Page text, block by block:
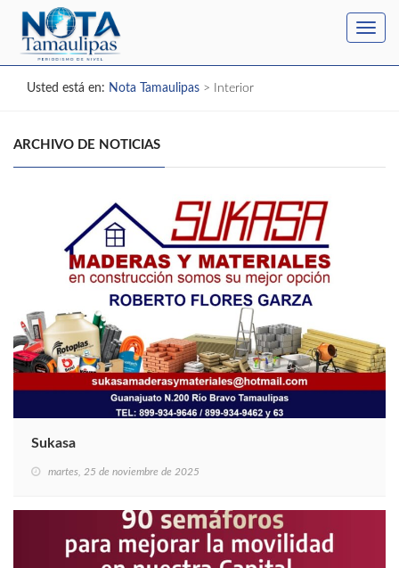
Usted está en: Nota Tamaulipas > Interior
ARCHIVO DE NOTICIAS
Sukasa
martes, 25 de noviembre de 2025